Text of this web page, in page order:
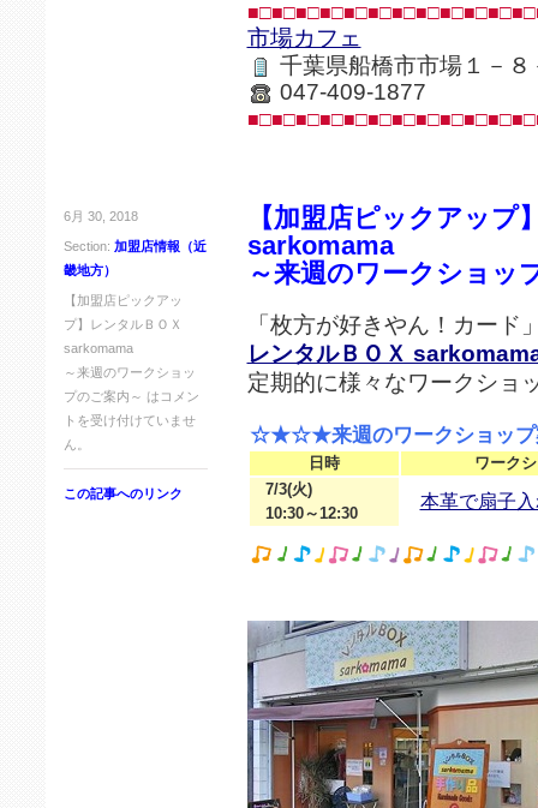
市場カフェ
千葉県船橋市市場１－８
047-409-1877
6月 30, 2018
Section: 加盟店情報（近
畿地方）
【加盟店ピックアッ
プ】レンタルＢＯＸ
sarkomama
～来週のワークショッ
プのご案内～ は コメン
トを受け付けていませ
ん。
この記事へのリンク
【加盟店ピックアップ
sarkomama
～来週のワークショッ
「枚方が好きやん！カード
レンタルＢＯＸ
定期的に様々なワークショ
☆★☆★来週のワークショッ
日時
ワーク
7/3(火)
10:30～12:30
本革で扇子